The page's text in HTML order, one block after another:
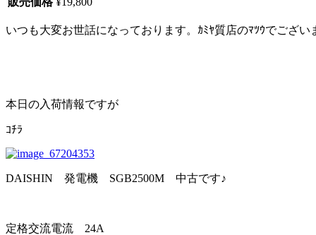
いつも大変お世話になっております。ｶﾐﾔ質店のﾏﾂｳでござい
本日の入荷情報ですが
ｺﾁﾗ
DAISHIN 発電機 SGB2500M 中古です♪
定格交流電流 24A